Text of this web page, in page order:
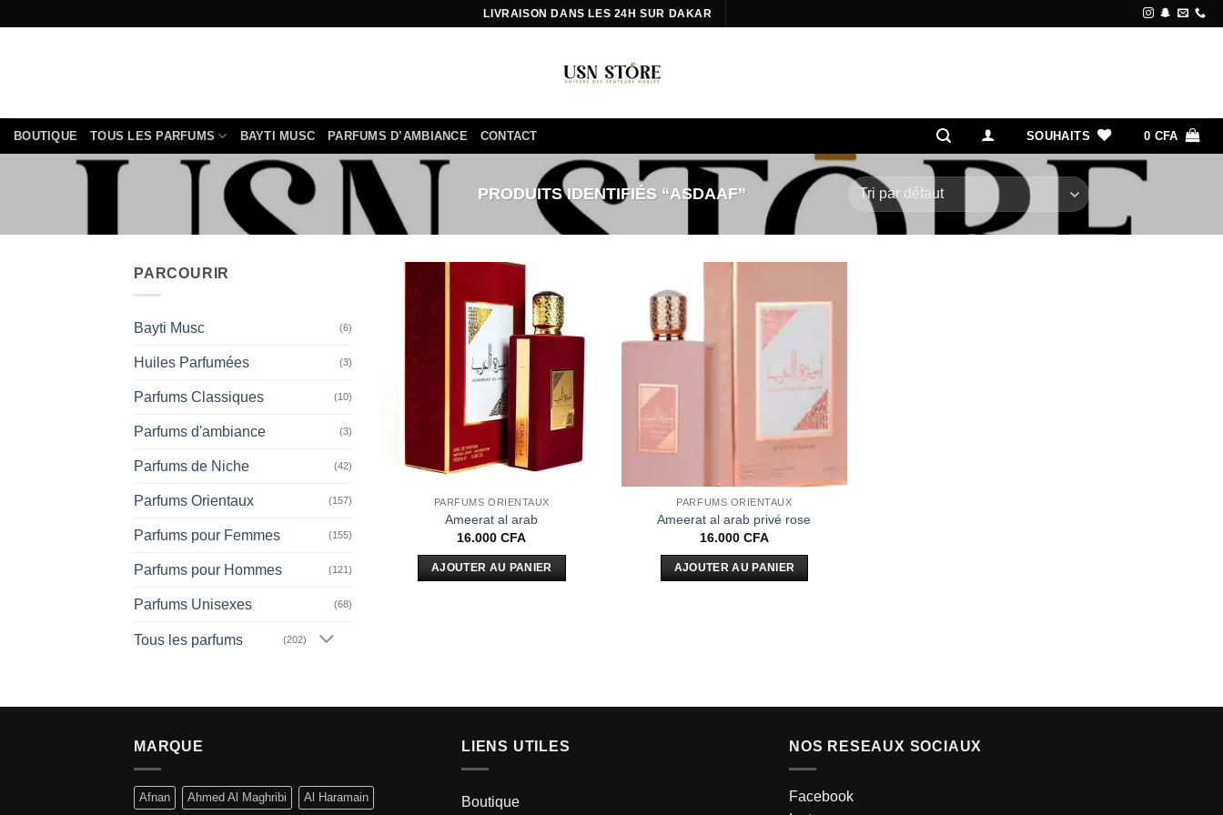
LIVRAISON DANS LES 24H SUR DAKAR
BOUTIQUE TOUS LES PARFUMS BAYTI MUSC PARFUMS D’AMBIANCE CONTACT SOUHAITS 0 CFA
PRODUITS IDENTIFIÉS “ASDAAF”
PARCOURIR
Bayti Musc (6)
Huiles Parfumées (3)
Parfums Classiques (10)
Parfums d'ambiance (3)
Parfums de Niche (42)
Parfums Orientaux (157)
Parfums pour Femmes (155)
Parfums pour Hommes (121)
Parfums Unisexes (68)
Tous les parfums (202)
Ajouter
à la liste
d’envies
PARFUMS ORIENTAUX
Ameerat al arab
16.000CFA
AJOUTER AU PANIER
Ajouter
PARFUMS ORIENTAUX
Ameerat al arab privé rose
16.000 CFA
AJOUTER AU PANIER
MARQUE
Afnan Ahmed Al Maghribi Al Haramain
LIENS UTILES
Boutique
NOS RESEAUX SOCIAUX
Facebook